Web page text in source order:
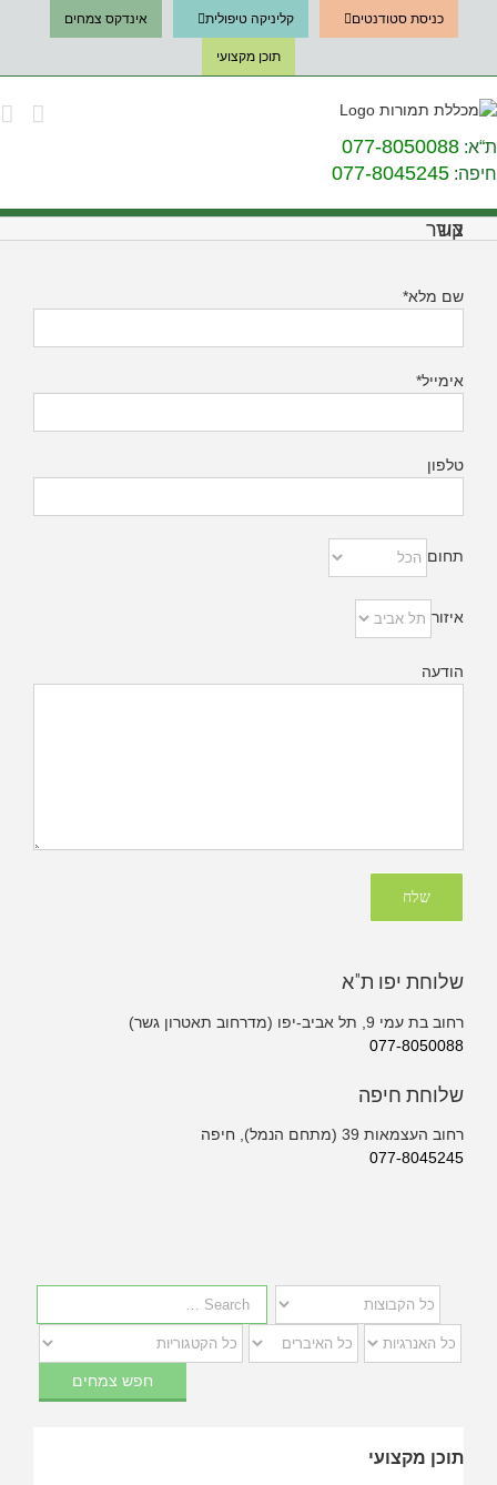
כניסת סטודנטים קליניקה טיפולית אינדקס צמחים
תוכן מקצועי
ת“א: 077-8050088
חיפה: 077-8045245
צור קשר
שם מלא*
אימייל*
טלפון
תחום
איזור
הודעה
שלוחת יפו ת"א
רחוב בת עמי 9, תל אביב-יפו (מדרחוב תאטרון גשר)
077-8050088
שלוחת חיפה
רחוב העצמאות 39 (מתחם הנמל), חיפה
077-8045245
תוכן מקצועי